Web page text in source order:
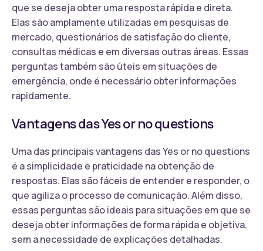
que se deseja obter uma resposta rápida e direta.
Elas são amplamente utilizadas em pesquisas de
mercado, questionários de satisfação do cliente,
consultas médicas e em diversas outras áreas. Essas
perguntas também são úteis em situações de
emergência, onde é necessário obter informações
rapidamente.
Vantagens das Yes or no questions
Uma das principais vantagens das Yes or no questions
é a simplicidade e praticidade na obtenção de
respostas. Elas são fáceis de entender e responder, o
que agiliza o processo de comunicação. Além disso,
essas perguntas são ideais para situações em que se
deseja obter informações de forma rápida e objetiva,
sem a necessidade de explicações detalhadas.